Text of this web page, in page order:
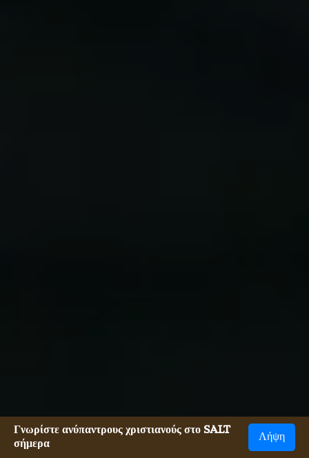
Γνωρίστε ανύπαντρους χριστιανούς στο SALT
σήμερα
Λήψη